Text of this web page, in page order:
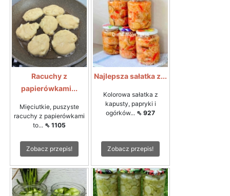
Racuchy z
papierówkami...
Mięciutkie, puszyste
racuchy z papierówkami
to... ⇖ 1105
Zobacz przepis!
Najlepsza sałatka z...
Kolorowa sałatka z
kapusty, papryki i
ogórków... ⇖ 927
Zobacz przepis!